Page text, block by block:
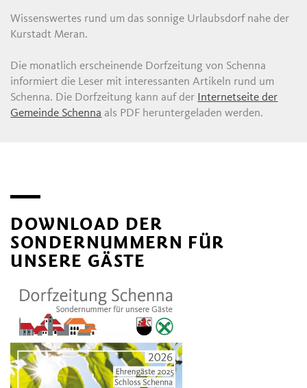
Wissenswertes rund um das sonnige Urlaubsdorf nahe der
Kurstadt Meran.
Die monatlich erscheinende Dorfzeitung von Schenna
informiert die Leser mit interessanten Artikeln rund um
Schenna. Die Dorfzeitung kann auf der Internetseite der
Gemeinde Schenna als PDF heruntergeladen werden.
DOWNLOAD DER
SONDERNUMMERN FÜR
UNSERE GÄSTE